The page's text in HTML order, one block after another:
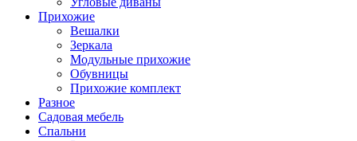
Прихожие
Вешалки
Зеркала
Модульные прихожие
Обувницы
Прихожие комплект
Разное
Садовая мебель
Спальни